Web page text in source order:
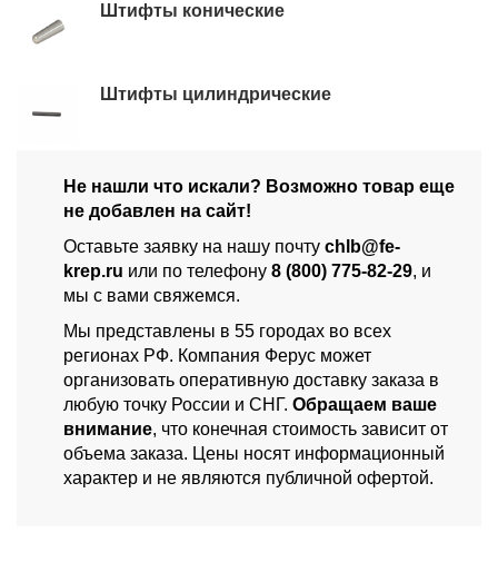
Штифты конические
Штифты цилиндрические
Не нашли что искали? Возможно товар еще
не добавлен на сайт!
Оставьте заявку на нашу почту chlb@fe-
krep.ru или по телефону 8 (800) 775-82-29, и
мы с вами свяжемся.
Мы представлены в 55 городах во всех
регионах РФ. Компания Ферус может
организовать оперативную доставку заказа в
любую точку России и СНГ. Обращаем ваше
внимание, что конечная стоимость зависит от
объема заказа. Цены носят информационный
характер и не являются публичной офертой.